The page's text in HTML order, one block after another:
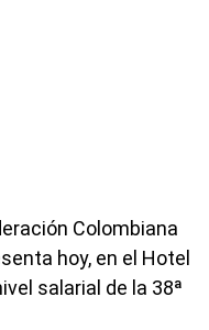
Colombiana
hoy, en el Hotel
salarial de la 38ª